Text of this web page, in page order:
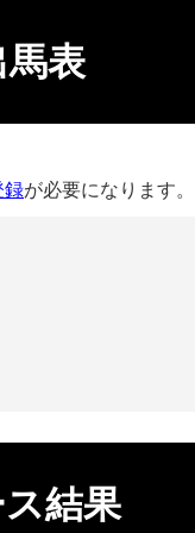
馬表
録が必要になります。
結果